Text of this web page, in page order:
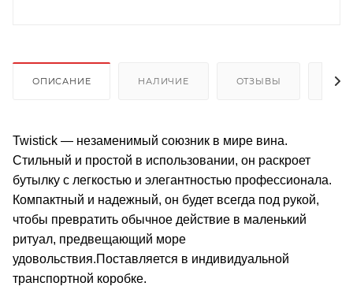
ОПИСАНИЕ НАЛИЧИЕ ОТЗЫВЫ
Twistick — незаменимый союзник в мире вина.
Стильный и простой в использовании, он раскроет
бутылку с легкостью и элегантностью профессионала.
Компактный и надежный, он будет всегда под рукой,
чтобы превратить обычное действие в маленький
ритуал, предвещающий море
удовольствия.Поставляется в индивидуальной
транспортной коробке.